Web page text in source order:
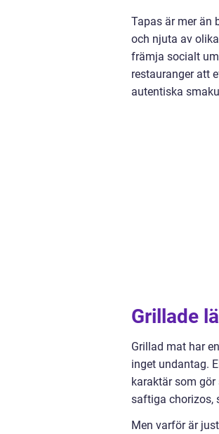
Tapas är mer än
och njuta av
främja socialt
restauranger att
autentiska
Grillade
Grillad mat har
inget undantag.
karaktär som
saftiga chorizos,
Men varför är